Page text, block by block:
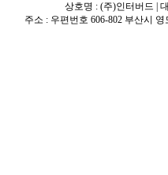
상호명 : (주)인터버드 |
주소 : 우편번호 606-802 부산시